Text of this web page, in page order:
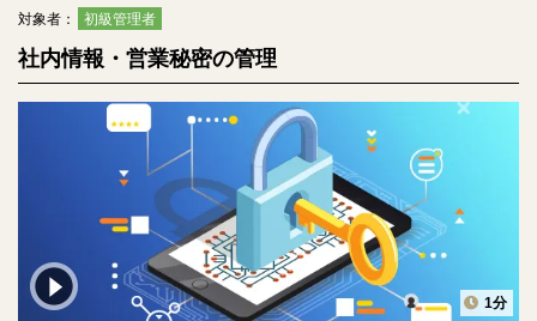
社内情報・営業秘密の管理
対象者： 初級管理者
1分